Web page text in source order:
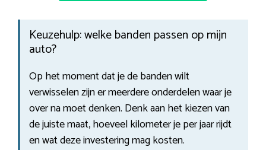
Keuzehulp: welke banden passen op mijn
auto?
Op het moment dat je de banden wilt
verwisselen zijn er meerdere onderdelen waar je
over na moet denken. Denk aan het kiezen van
de juiste maat, hoeveel kilometer je per jaar rijdt
en wat deze investering mag kosten.